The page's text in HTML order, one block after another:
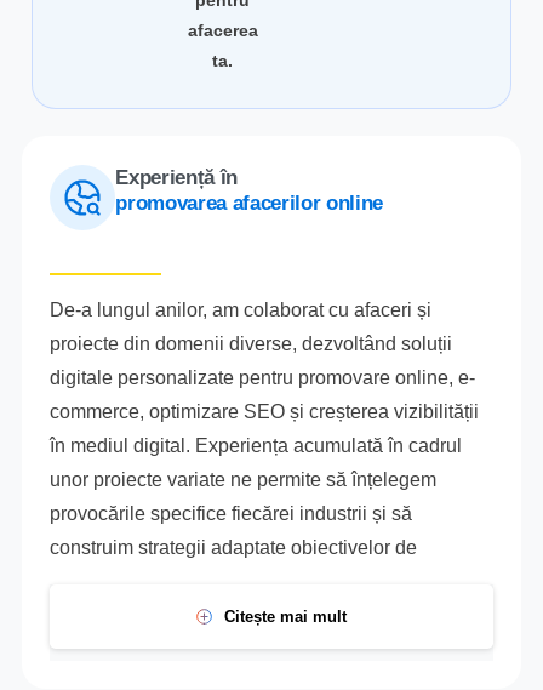
afacerea
ta.
Experiență în
promovarea afacerilor online
De-a lungul anilor, am colaborat cu afaceri și
proiecte din domenii diverse, dezvoltând soluții
digitale personalizate pentru promovare online, e-
commerce, optimizare SEO și creșterea vizibilității
în mediul digital. Experiența acumulată în cadrul
unor proiecte variate ne permite să înțelegem
provocările specifice fiecărei industrii și să
construim strategii adaptate obiectivelor de
Citește mai mult